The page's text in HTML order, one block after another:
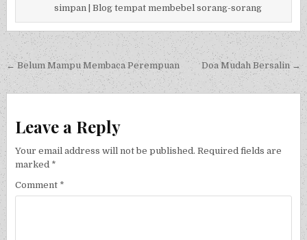
simpan | Blog tempat membebel sorang-sorang
Post navigation
← Belum Mampu Membaca Perempuan Doa Mudah Bersalin →
Leave a Reply
Your email address will not be published. Required fields are
marked *
Comment *